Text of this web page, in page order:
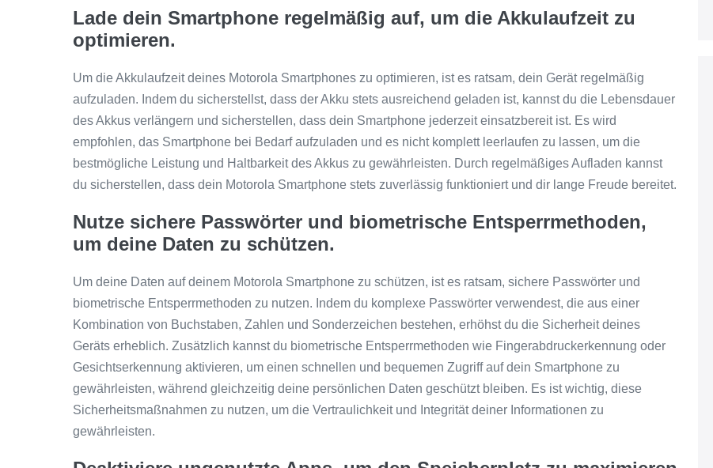
Lade dein Smartphone regelmäßig auf, um die Akkulaufzeit zu
optimieren.
Um die Akkulaufzeit deines Motorola Smartphones zu optimieren, ist es ratsam, dein Gerät regelmäßig
aufzuladen. Indem du sicherstellst, dass der Akku stets ausreichend geladen ist, kannst du die Lebensdauer
des Akkus verlängern und sicherstellen, dass dein Smartphone jederzeit einsatzbereit ist. Es wird
empfohlen, das Smartphone bei Bedarf aufzuladen und es nicht komplett leerlaufen zu lassen, um die
bestmögliche Leistung und Haltbarkeit des Akkus zu gewährleisten. Durch regelmäßiges Aufladen kannst
du sicherstellen, dass dein Motorola Smartphone stets zuverlässig funktioniert und dir lange Freude bereitet.
Nutze sichere Passwörter und biometrische Entsperrmethoden,
um deine Daten zu schützen.
Um deine Daten auf deinem Motorola Smartphone zu schützen, ist es ratsam, sichere Passwörter und
biometrische Entsperrmethoden zu nutzen. Indem du komplexe Passwörter verwendest, die aus einer
Kombination von Buchstaben, Zahlen und Sonderzeichen bestehen, erhöhst du die Sicherheit deines
Geräts erheblich. Zusätzlich kannst du biometrische Entsperrmethoden wie Fingerabdruckerkennung oder
Gesichtserkennung aktivieren, um einen schnellen und bequemen Zugriff auf dein Smartphone zu
gewährleisten, während gleichzeitig deine persönlichen Daten geschützt bleiben. Es ist wichtig, diese
Sicherheitsmaßnahmen zu nutzen, um die Vertraulichkeit und Integrität deiner Informationen zu
gewährleisten.